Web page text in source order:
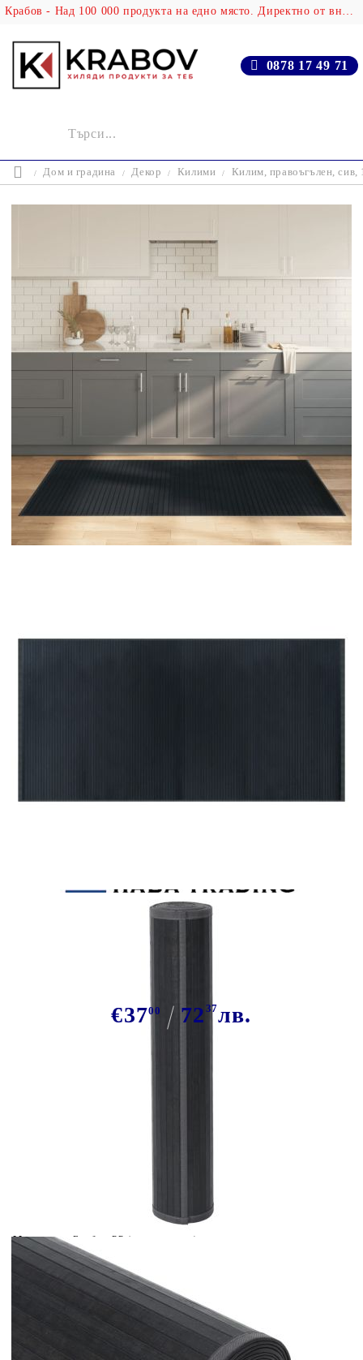
Крабов - Над 100 000 продукта на едно място. Директно от вносителя!
0878 17 49 71
Дом и градина Декор Килими Килим, правоъгълен,
Килим, правоъгълен, сив, 100x200
€3700 72 37лв.
Материал:
Бамбук, PP (полипропилен)
Размери:
100 х 200 cм (Ш х Д)
EAN code:
8721012369658
Килим, правоъгълен, сив, 100x200 см, бамбук